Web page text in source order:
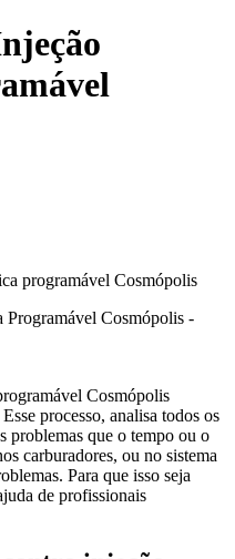
programável Cosmópolis
Cosmópolis
processo, analisa todos os
problemas que o tempo ou o
carburadores, ou no sistema
Para que isso seja
de profissionais